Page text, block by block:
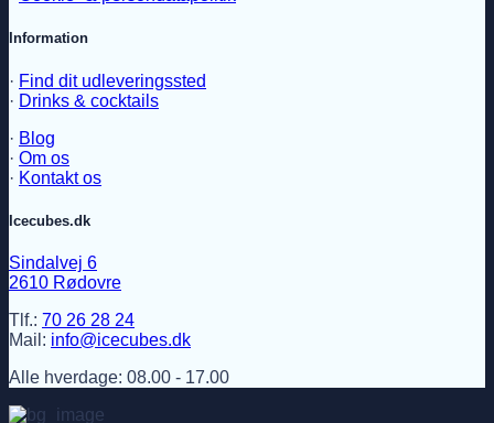
Information
· Find dit udleveringssted
· Drinks & cocktails
· Blog
· Om os
· Kontakt os
Icecubes.dk
Sindalvej 6
2610 Rødovre
Tlf.: 70 26 28 24
Mail: info@icecubes.dk
Alle hverdage: 08.00 - 17.00